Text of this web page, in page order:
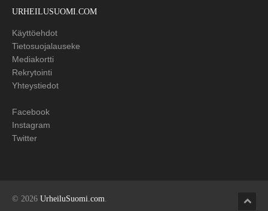
URHEILUSUOMI.COM
Käyttöehdot
Tietosuojalauseke
Mediakortti
Rekrytointi
Yhteystiedot
Facebook
Instagram
Twitter
© 2026 UrheiluSuomi.com.